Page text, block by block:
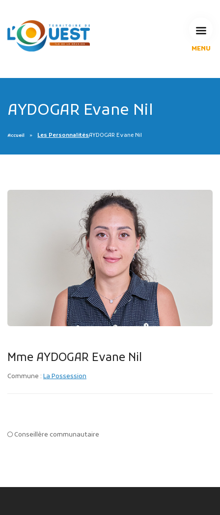
MENU
Espace Pédagogique
RECHERCHE
MES DÉMARCHES
Publicité des actes
Marchés publics
AYDOGAR Evane Nil
Accueil Les PersonnalitésAYDOGAR Evane Nil
Mme AYDOGAR Evane Nil
Commune : La Possession
Conseillère communautaire